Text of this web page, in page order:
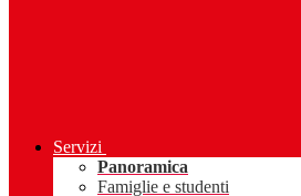
Servizi
Panoramica
Famiglie e studenti